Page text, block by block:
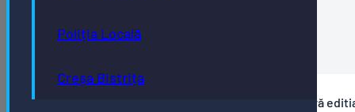
Poliția Locală
Creșa Bistrița
Anunt lansare proiect – Inocenti
1. Program achizitii – Inocenti (1)
Anunţ achiziție în cadrul proiectului Tabăra de vară